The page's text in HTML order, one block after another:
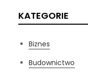
KATEGORIE
Biznes
Budownictwo